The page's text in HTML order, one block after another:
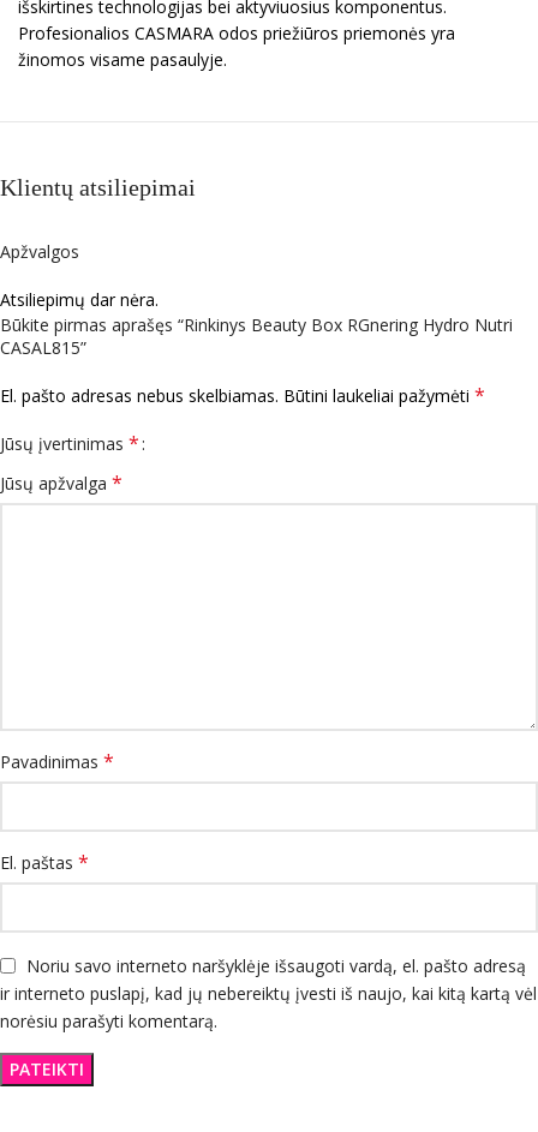
išskirtines technologijas bei aktyviuosius komponentus.
Profesionalios CASMARA odos priežiūros priemonės yra
žinomos visame pasaulyje.
Klientų atsiliepimai
Apžvalgos
Atsiliepimų dar nėra.
Būkite pirmas aprašęs “Rinkinys Beauty Box RGnering Hydro Nutri
CASAL815”
El. pašto adresas nebus skelbiamas. Būtini laukeliai pažymėti *
Jūsų įvertinimas *
Jūsų apžvalga *
Pavadinimas *
El. paštas *
Noriu savo interneto naršyklėje išsaugoti vardą, el. pašto adresą
ir interneto puslapį, kad jų nebereiktų įvesti iš naujo, kai kitą kartą vėl
norėsiu parašyti komentarą.